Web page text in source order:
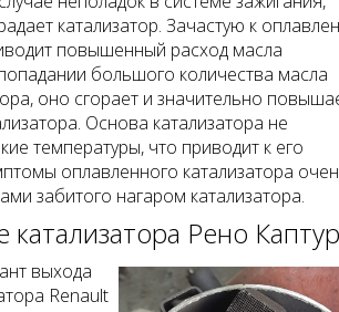
катализатор. Зачастую к
повышенный расход масла
большого количества масла
оно сгорает и значительно
Основа катализатора не
температуры, что приводит к его
оплавленного катализатора
забитого нагаром катализатора.
катализатора Рено Каптур
выхода
Renault